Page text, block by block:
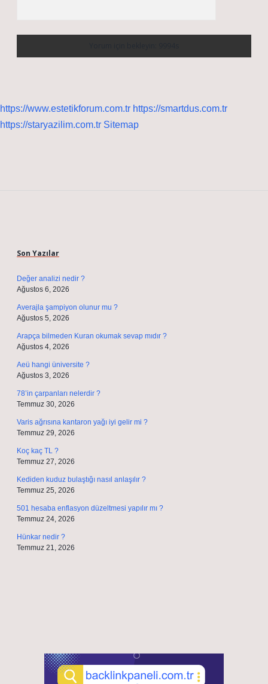
https://www.estetikforum.com.tr https://smartdus.com.tr
https://staryazilim.com.tr Sitemap
Son Yazılar
Değer analizi nedir ?
Ağustos 6, 2026
Averajla şampiyon olunur mu ?
Ağustos 5, 2026
Arapça bilmeden Kuran okumak sevap mıdır ?
Ağustos 4, 2026
Aeü hangi üniversite ?
Ağustos 3, 2026
78’in çarpanları nelerdir ?
Temmuz 30, 2026
Varis ağrısına kantaron yağı iyi gelir mi ?
Temmuz 29, 2026
Koç kaç TL ?
Temmuz 27, 2026
Kediden kuduz bulaştığı nasıl anlaşılır ?
Temmuz 25, 2026
501 hesaba enflasyon düzeltmesi yapılır mı ?
Temmuz 24, 2026
Hünkar nedir ?
Temmuz 21, 2026